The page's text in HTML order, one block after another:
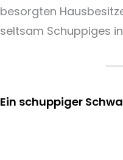
besorgten
seltsam Schuppiges
Ein schuppiger